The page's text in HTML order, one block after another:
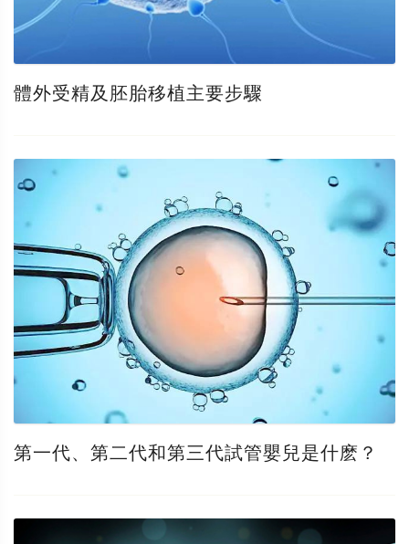
體外受精及胚胎移植主要步驟
第一代、第二代和第三代試管嬰兒是什麽？